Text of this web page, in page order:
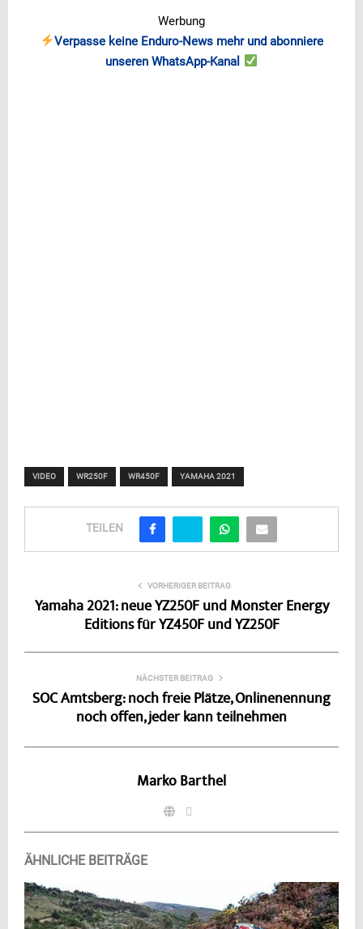
Werbung
Verpasse keine Enduro-News mehr und abonniere
unseren WhatsApp-Kanal
VIDEO WR250F WR450F YAMAHA 2021
TEILEN
VORHERIGER BEITRAG
Yamaha 2021: neue YZ250F und Monster Energy
Editions für YZ450F und YZ250F
NÄCHSTER BEITRAG
SOC Amtsberg: noch freie Plätze, Onlinenennung
noch offen, jeder kann teilnehmen
Marko Barthel
ÄHNLICHE BEITRÄGE